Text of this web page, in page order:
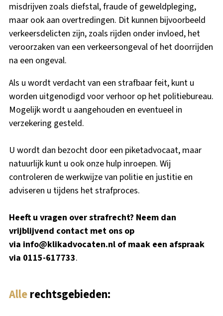
misdrijven zoals diefstal, fraude of geweldpleging,
maar ook aan overtredingen. Dit kunnen bijvoorbeeld
verkeersdelicten zijn, zoals rijden onder invloed, het
veroorzaken van een verkeersongeval of het doorrijden
na een ongeval.
Als u wordt verdacht van een strafbaar feit, kunt u
worden uitgenodigd voor verhoor op het politiebureau.
Mogelijk wordt u aangehouden en eventueel in
verzekering gesteld.
U wordt dan bezocht door een piketadvocaat, maar
natuurlijk kunt u ook onze hulp inroepen. Wij
controleren de werkwijze van politie en justitie en
adviseren u tijdens het strafproces.
Heeft u vragen over strafrecht? Neem dan
vrijblijvend contact met ons op
via info@klikadvocaten.nl of maak een afspraak
via 0115-617733.
Allerechtsgebieden: